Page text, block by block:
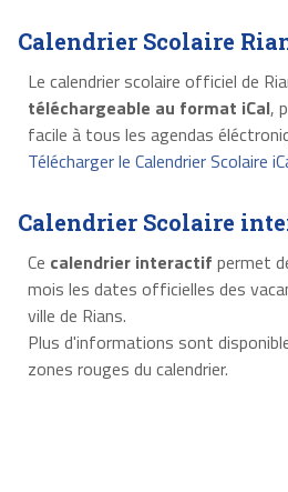
Calendrier Scolaire
Le calendrier scolaire officiel de
téléchargeable au format iCal,
facile à tous les agendas
Télécharger le Calendrier Scolaire
Calendrier Scolaire
Ce calendrier interactif permet
mois les dates officielles des
ville de Rians.
Plus d'informations sont
zones rouges du calendrier.